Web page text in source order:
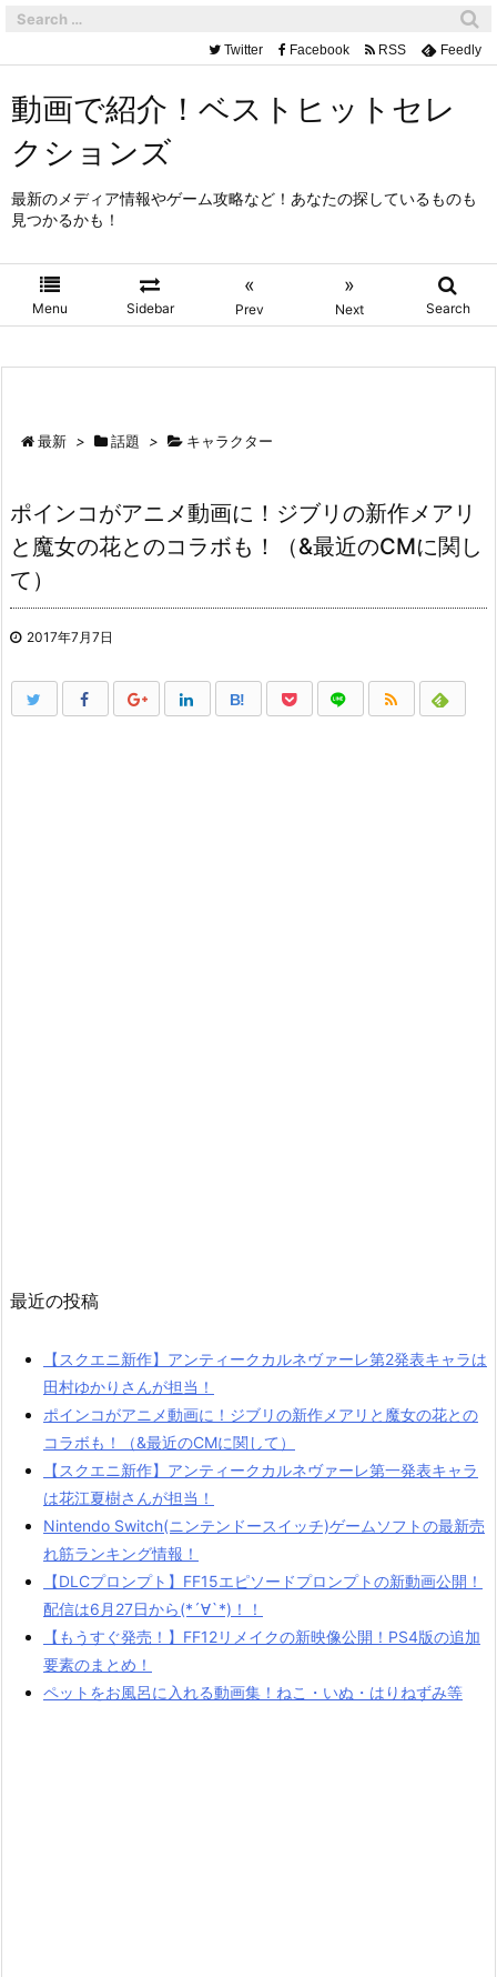
動画で紹介！ベストヒットセレ
クションズ
最新のメディア情報やゲーム攻略など！あなたの探しているものも
見つかるかも！
Menu Sidebar
«
Prev
»
Next Search
Twitter Facebook RSS Feedly
最新 > 話題 > キャラクター
ポインコがアニメ動画に！ジブリの新作メアリ
と魔女の花とのコラボも！（&最近のCMに関し
て）
2017年7月7日
B!
最近の投稿
【スクエニ新作】アンティークカルネヴァーレ第2発表キャラは
田村ゆかりさんが担当！
ポインコがアニメ動画に！ジブリの新作メアリと魔女の花との
コラボも！（&最近のCMに関して）
【スクエニ新作】アンティークカルネヴァーレ第一発表キャラ
は花江夏樹さんが担当！
Nintendo Switch(ニンテンドースイッチ)ゲームソフトの最新売
れ筋ランキング情報！
【DLCプロンプト】FF15エピソードプロンプトの新動画公開！
配信は6月27日から(*´∀`*)！！
【もうすぐ発売！】FF12リメイクの新映像公開！PS4版の追加
要素のまとめ！
ペットをお風呂に入れる動画集！ねこ・いぬ・はりねずみ等